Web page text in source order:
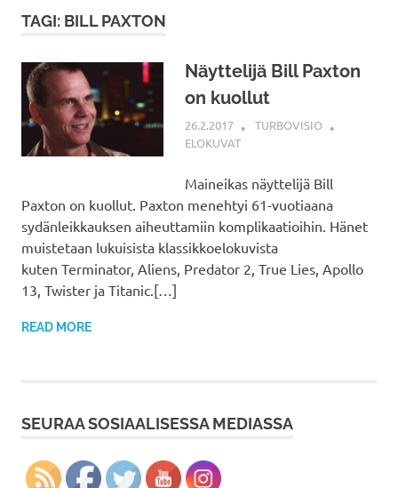
TAGI: BILL PAXTON
Näyttelijä Bill Paxton
on kuollut
26.2.2017
TURBOVISIO
ELOKUVAT
Maineikas näyttelijä Bill
Paxton on kuollut. Paxton menehtyi 61-vuotiaana
sydänleikkauksen aiheuttamiin komplikaatioihin. Hänet
muistetaan lukuisista klassikkoelokuvista
kuten Terminator, Aliens, Predator 2, True Lies, Apollo
13, Twister ja Titanic.[…]
READ MORE
SEURAA SOSIAALISESSA MEDIASSA